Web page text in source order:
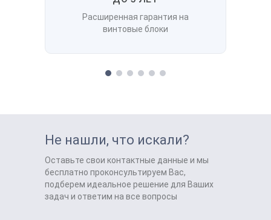
Расширенная гарантия на
винтовые блоки
Не нашли, что искали?
Оставьте свои контактные данные и мы
бесплатно проконсультируем Вас,
подберем идеальное решение для Ваших
задач и ответим на все вопросы